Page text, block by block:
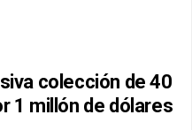
colección de 40
1 millón de dólares